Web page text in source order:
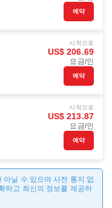
예약
시작으로
US$ 206.69
요금/인
예약
시작으로
US$ 213.87
요금/인
예약
닐 수 있으며 사전 통지 없
하고 최신의 정보를 제공하